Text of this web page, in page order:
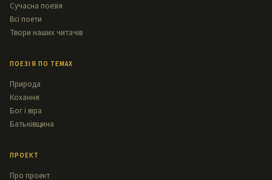
Сучасна поезія
Всі поети
Твори наших читачів
ПОЕЗІЯ ПО ТЕМАХ
Природа
Кохання
Бог і віра
Батьківщина
ПРОЕКТ
Про проект